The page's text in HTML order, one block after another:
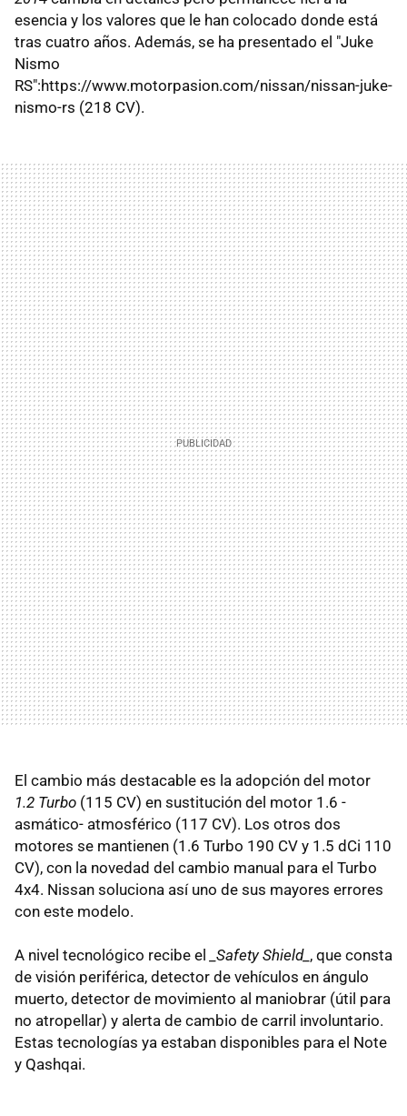
esencia y los valores que le han colocado donde está
tras cuatro años. Además, se ha presentado el "Juke
Nismo
RS":https://www.motorpasion.com/nissan/nissan-juke-
nismo-rs (218 CV).
El cambio más destacable es la adopción del motor
1.2 Turbo (115 CV) en sustitución del motor 1.6 -
asmático- atmosférico (117 CV). Los otros dos
motores se mantienen (1.6 Turbo 190 CV y 1.5 dCi 110
CV), con la novedad del cambio manual para el Turbo
4x4. Nissan soluciona así uno de sus mayores errores
con este modelo.
A nivel tecnológico recibe el _Safety Shield_ , que consta
de visión periférica, detector de vehículos en ángulo
muerto, detector de movimiento al maniobrar (útil para
no atropellar) y alerta de cambio de carril involuntario.
Estas tecnologías ya estaban disponibles para el Note
y Qashqai.